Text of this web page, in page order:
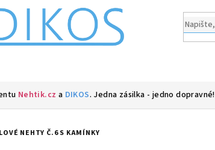
Nehtik.cz a DIKOS. Jedna zásilka - jedno dopravné!
NEHTY Č.6 S KAMÍNKY